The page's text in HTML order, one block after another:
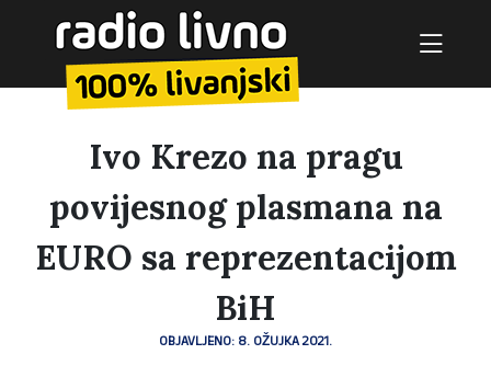
Ivo Krezo na pragu
povijesnog plasmana na
EURO sa reprezentacijom
BiH
OBJAVLJENO: 8. OŽUJKA 2021.